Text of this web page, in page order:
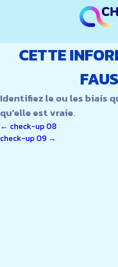
CETTE
Identifiez le ou les biais
qu’elle est vraie.
NAVIGATION
← check-up 08
check-up 09 →